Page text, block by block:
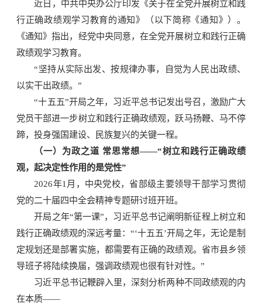
近日，中共中央办公厅印发《关于在全党开展树立和践
行正确政绩观学习教育的通知》（以下简称《通知》）。
《通知》指出，经党中央同意，在全党开展树立和践行正确
政绩观学习教育。
“坚持从实际出发、按规律办事，自觉为人民出政绩、
以实干出政绩。”
“十五五”开局之年，习近平总书记发出号召，激励广大
党员干部进一步树立和践行正确政绩观，跃马扬鞭、马不停
蹄，投身强国建设、民族复兴的关键一程。
（一）为政之道 常思常想——“树立和践行正确政绩
观，起决定性作用的是党性”
2026年1月，中央党校，省部级主要领导干部学习贯彻
党的二十届四中全会精神专题研讨班开班。
开局之年“第一课”，习近平总书记阐明新征程上树立和
践行正确政绩观的深远考量：“‘十五五’开局之年，无论是制
定规划还是部署实施，都需要有正确的政绩观。省市县乡领
导班子将陆续换届，强调政绩观也很有针对性。”
习近平总书记鞭辟入里，深刻分析两种不同政绩观的内
在本质——